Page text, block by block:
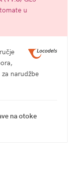
u
narudžbe
na otoke